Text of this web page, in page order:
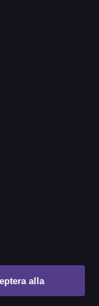
alla